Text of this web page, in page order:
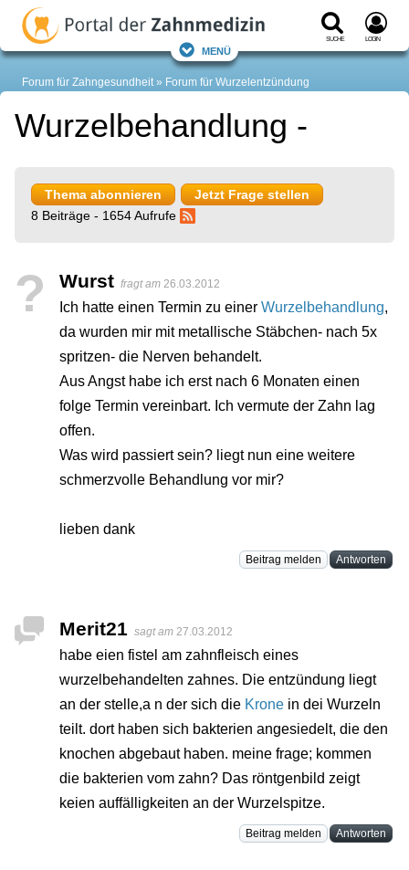
Suche Login
Menü
Forum für Zahngesundheit Forum für Wurzelentzündung
Wurzelbehandlung -
Thema abonnieren
Jetzt Frage stellen
8 Beiträge - 1654 Aufrufe
? Wurst fragt am 26.03.2012
Ich hatte einen Termin zu einer Wurzelbehandlung,
da wurden mir mit metallische Stäbchen- nach 5x
spritzen- die Nerven behandelt.
Aus Angst habe ich erst nach 6 Monaten einen
folge Termin vereinbart. Ich vermute der Zahn lag
offen.
Was wird passiert sein? liegt nun eine weitere
schmerzvolle Behandlung vor mir?
lieben dank
Beitrag melden Antworten
Merit21 sagt am 27.03.2012
habe eien fistel am zahnfleisch eines
wurzelbehandelten zahnes. Die entzündung liegt
an der stelle,a n der sich die Krone in dei Wurzeln
teilt. dort haben sich bakterien angesiedelt, die den
knochen abgebaut haben. meine frage; kommen
die bakterien vom zahn? Das röntgenbild zeigt
keien auffälligkeiten an der Wurzelspitze.
Beitrag melden Antworten